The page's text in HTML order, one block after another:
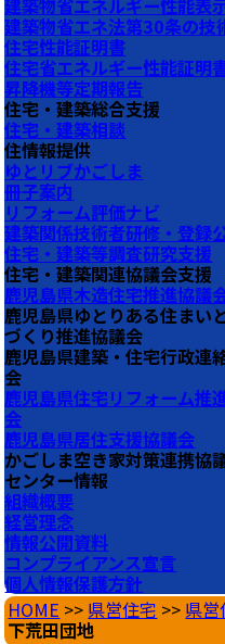
建築物省エネルギー性能表
建築物省エネ法第30条の技
住宅性能証明書
住宅省エネルギー性能証明
昇降機等定期報告
住宅・建築総合支援
住宅・建築相談
住情報提供
ゆとリブかごしま
冊子案内
リフォーム評価ナビ
建築関係技術者研修・登録
住宅・建築等調査研究支援
住宅・建築関連協議会支援
鹿児島県木造住宅推進協議
鹿児島県ゆとりある住まい
づくり推進協議会
鹿児島県建築・住宅行政連
会
鹿児島県住宅リフォーム推
会
鹿児島県居住支援協議会
かごしま空き家対策連携協
センター情報
組織概要
経営理念
情報公開資料
コンプライアンス宣言
個人情報保護方針
HOME >> 県営住宅 >> 県
下荒田団地